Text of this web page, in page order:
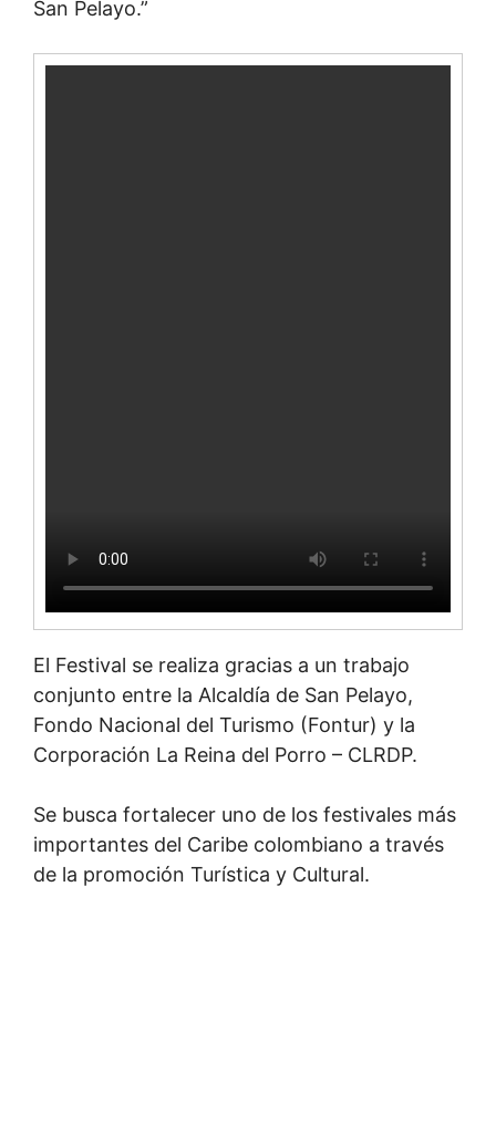
San Pelayo.”
El Festival se realiza gracias a un trabajo
conjunto entre la Alcaldía de San Pelayo,
Fondo Nacional del Turismo (Fontur) y la
Corporación La Reina del Porro – CLRDP.
Se busca fortalecer uno de los festivales más
importantes del Caribe colombiano a través
de la promoción Turística y Cultural.